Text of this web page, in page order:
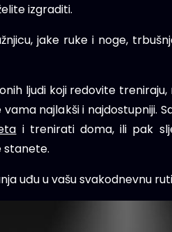
izgraditi.
jake ruke i noge,
ljudi koji redovite
najlakši i najdostupniji.
i trenirati doma, ili pak
stanete.
uđu u vašu svakodnevnu